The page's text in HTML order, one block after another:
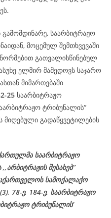
საარბიტრაჟო
მოცემულ შემთხვევაში
გათვალისწინებულ
ელმირ მამედოვს საჯარო
მიმართებაში
25 საარბიტრაჟო
ტრიბუნალის“
მიღებული გადაწყვეტილების
საარბიტრაჟო
შესახებ’’
სამოქალაქო
78-ე, 184-ე, საარბიტრაჟო
ტრიბუნალის’